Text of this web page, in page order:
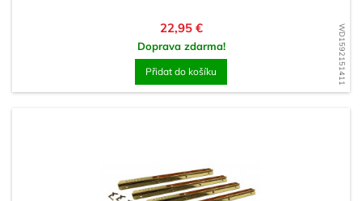
WD1592151411
Cena
22,95 €
Doprava zdarma!
Přidat do košíku